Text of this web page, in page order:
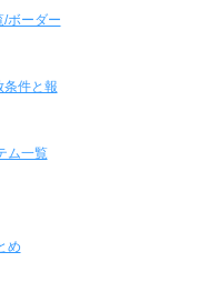
ボーダー
条件と報
ム一覧
め